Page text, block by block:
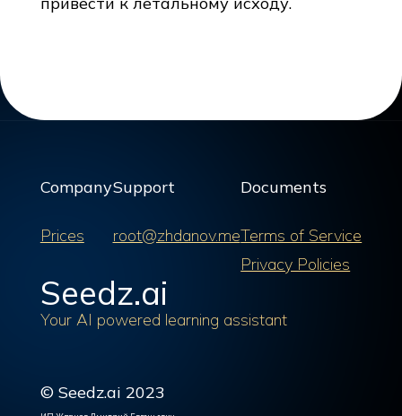
Company
Prices
Support
root@zhdanov.me
Documents
Terms of Service
Privacy Policies
Seedz.ai
Your AI powered learning assistant
© Seedz.ai 2023